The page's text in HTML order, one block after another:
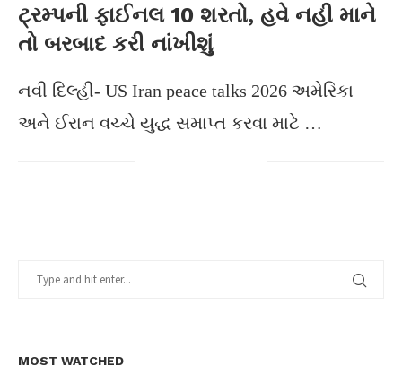
ટ્રમ્પની ફાઈનલ 10 શરતો, હવે નહી માને
તો બરબાદ કરી નાંખીશું
નવી દિલ્હી- US Iran peace talks 2026 અમેરિકા
અને ઈરાન વચ્ચે યુદ્ધ સમાપ્ત કરવા માટે …
MOST WATCHED